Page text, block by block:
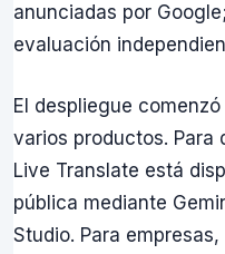
anunciadas por
evaluación
El despliegue
varios productos. Para
Live Translate está
pública mediante
Studio. Para